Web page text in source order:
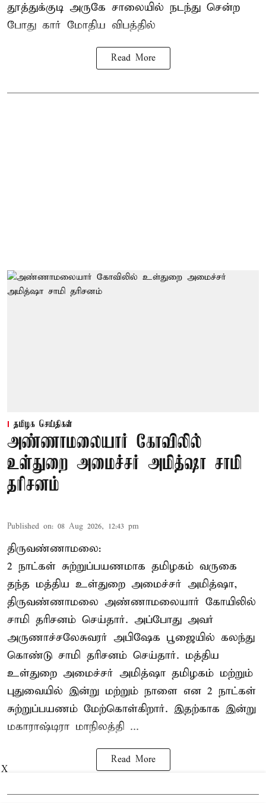
தூத்துக்குடி அருகே சாலையில் நடந்து சென்ற
போது கார் மோதிய விபத்தில்
Read More
தமிழக செய்திகள்
அண்ணாமலையார் கோவிலில்
உள்துறை அமைச்சர் அமித்ஷா சாமி
தரிசனம்
Published on: 08 Aug 2026, 12:43 pm
திருவண்ணாமலை:
2 நாட்கள் சுற்றுப்பயணமாக தமிழகம் வருகை
தந்த மத்திய உள்துறை அமைச்சர் அமித்ஷா,
திருவண்ணாமலை அண்ணாமலையார் கோயிலில்
சாமி தரிசனம் செய்தார். அப்போது அவர்
அருணாச்சலேசுவரர் அபிஷேக பூஜையில் கலந்து
கொண்டு சாமி தரிசனம் செய்தார். மத்திய
உள்துறை அமைச்சர் அமித்ஷா தமிழகம் மற்றும்
புதுவையில் இன்று மற்றும் நாளை என 2 நாட்கள்
சுற்றுப்பயணம் மேற்கொள்கிறார். இதற்காக இன்று
மகாராஷ்டிரா மாநிலத்தி ...
Read More
X